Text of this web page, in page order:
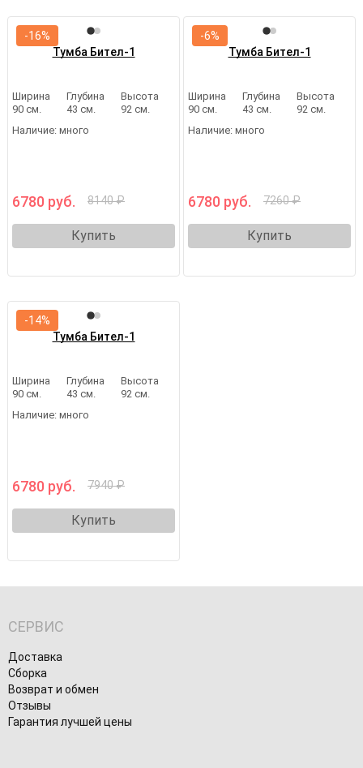
Тумба Бител-1
Ширина
90 см.
Глубина
43 см.
Высота
92 см.
Наличие: много
6780 руб. 8140 ₽
Купить
-16%
Тумба Бител-1
Ширина
90 см.
Глубина
43 см.
Высота
92 см.
Наличие: много
6780 руб. 7260 ₽
Купить
-6%
Тумба Бител-1
Ширина
90 см.
Глубина
43 см.
Высота
92 см.
Наличие: много
6780 руб. 7940 ₽
Купить
-14%
СЕРВИС
Доставка
Сборка
Возврат и обмен
Отзывы
Гарантия лучшей цены